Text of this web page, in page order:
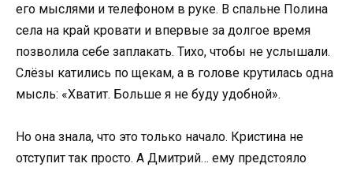
его мыслями и телефоном в руке. В спальне Полина
села на край кровати и впервые за долгое время
позволила себе заплакать. Тихо, чтобы не услышали.
Слёзы катились по щекам, а в голове крутилась одна
мысль: «Хватит. Больше я не буду удобной».
Но она знала, что это только начало. Кристина не
отступит так просто. А Дмитрий… ему предстояло